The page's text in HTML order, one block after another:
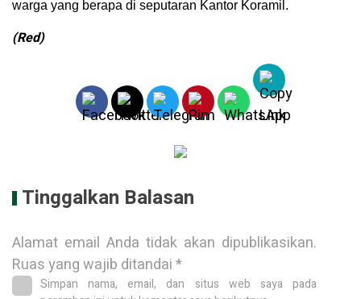
warga yang berapa di seputaran Kantor Koramil.
(Red)
Tinggalkan Balasan
Alamat email Anda tidak akan dipublikasikan.
Ruas yang wajib ditandai*
Simpan nama, email, dan situs web saya pada